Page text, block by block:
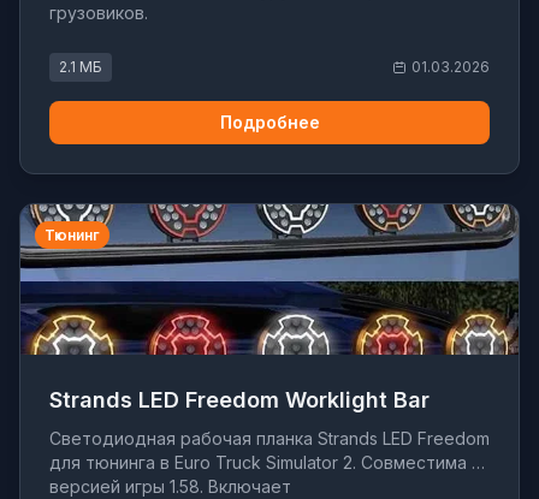
грузовиков.
2.1 МБ 01.03.2026
Подробнее
Тюнинг
Strands LED Freedom Worklight Bar
Светодиодная рабочая планка Strands LED Freedom
для тюнинга в Euro Truck Simulator 2. Совместима с
версией игры 1.58. Включает